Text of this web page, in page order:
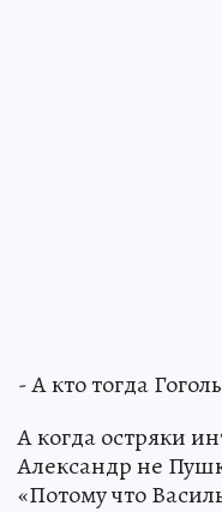
- А кто тогда
А когда остряки
Александр не
«Потому что